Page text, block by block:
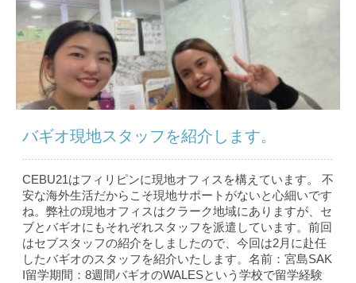
バギオ現地スタッフを紹介します。
CEBU21はフィリピンに現地オフィスを構えています。 不
安な海外生活だからこそ現地サポートがないと心細いです
ね。弊社の現地オフィスはクラーク地域にありますが、セ
ブとバギオにもそれぞれスタッフを派遣しています。前回
はセブスタッフの紹介をしましたので、今回は2月に赴任
したバギオのスタッフを紹介いたします。名前：宮島SAK
I留学期間：8週間バギオのWALESという学校で留学経験